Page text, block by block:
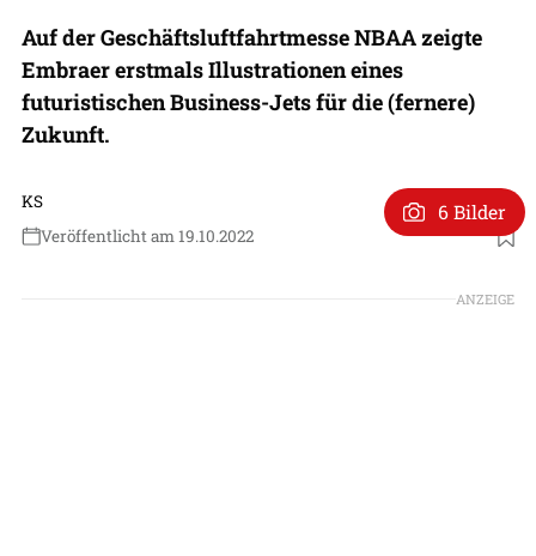
Auf der Geschäftsluftfahrtmesse NBAA zeigte
Embraer erstmals Illustrationen eines
futuristischen Business-Jets für die (fernere)
Zukunft.
KS
Veröffentlicht am 19.10.2022
Foto: Embraer
6 Bilder
ANZEIGE